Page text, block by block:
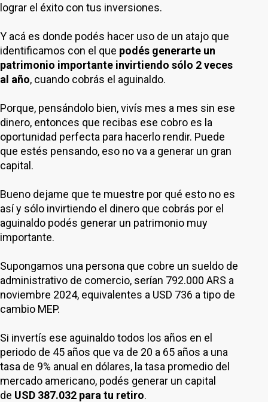
lograr el éxito con tus inversiones.
Y acá es donde podés hacer uso de un atajo que
identificamos con el que podés generarte un
patrimonio importante invirtiendo sólo 2 veces
al año, cuando cobrás el aguinaldo.
Porque, pensándolo bien, vivís mes a mes sin ese
dinero, entonces que recibas ese cobro es la
oportunidad perfecta para hacerlo rendir. Puede
que estés pensando, eso no va a generar un gran
capital.
Bueno dejame que te muestre por qué esto no es
así y sólo invirtiendo el dinero que cobrás por el
aguinaldo podés generar un patrimonio muy
importante.
Supongamos una persona que cobre un sueldo de
administrativo de comercio, serían 792.000 ARS a
noviembre 2024, equivalentes a USD 736 a tipo de
cambio MEP.
Si invertís ese aguinaldo todos los años en el
periodo de 45 años que va de 20 a 65 años a una
tasa de 9% anual en dólares, la tasa promedio del
mercado americano, podés generar un capital
de USD 387.032 para tu retiro.